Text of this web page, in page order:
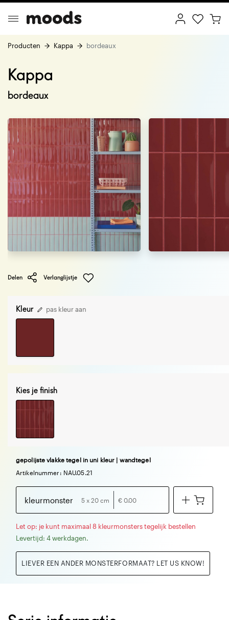
Minimalism
Producten Kappa bordeaux
Kappa
bordeaux
Delen Verlanglijstje
Kleur pas kleur aan
Kies je finish
gepolijste vlakke tegel in uni kleur | wandtegel
Artikelnummer: NAU.05.21
kleurmonster 5 x 20 cm € 0.00
Let op: je kunt maximaal 8 kleurmonsters tegelijk bestellen
Levertijd: 4 werkdagen.
LIEVER EEN ANDER MONSTERFORMAAT? LET US KNOW!